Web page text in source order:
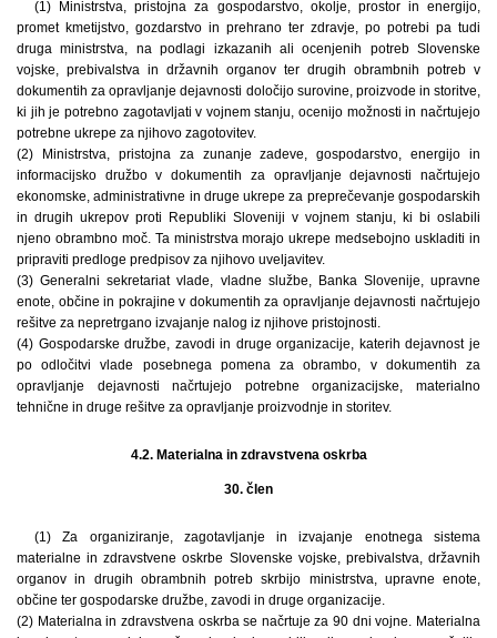
(1) Ministrstva, pristojna za gospodarstvo, okolje, prostor in energijo,
promet kmetijstvo, gozdarstvo in prehrano ter zdravje, po potrebi pa tudi
druga ministrstva, na podlagi izkazanih ali ocenjenih potreb Slovenske
vojske, prebivalstva in državnih organov ter drugih obrambnih potreb v
dokumentih za opravljanje dejavnosti določijo surovine, proizvode in storitve,
ki jih je potrebno zagotavljati v vojnem stanju, ocenijo možnosti in načrtujejo
potrebne ukrepe za njihovo zagotovitev.
(2) Ministrstva, pristojna za zunanje zadeve, gospodarstvo, energijo in
informacijsko družbo v dokumentih za opravljanje dejavnosti načrtujejo
ekonomske, administrativne in druge ukrepe za preprečevanje gospodarskih
in drugih ukrepov proti Republiki Sloveniji v vojnem stanju, ki bi oslabili
njeno obrambno moč. Ta ministrstva morajo ukrepe medsebojno uskladiti in
pripraviti predloge predpisov za njihovo uveljavitev.
(3) Generalni sekretariat vlade, vladne službe, Banka Slovenije, upravne
enote, občine in pokrajine v dokumentih za opravljanje dejavnosti načrtujejo
rešitve za nepretrgano izvajanje nalog iz njihove pristojnosti.
(4) Gospodarske družbe, zavodi in druge organizacije, katerih dejavnost je
po odločitvi vlade posebnega pomena za obrambo, v dokumentih za
opravljanje dejavnosti načrtujejo potrebne organizacijske, materialno
tehnične in druge rešitve za opravljanje proizvodnje in storitev.
4.2. Materialna in zdravstvena oskrba
30. člen
(1) Za organiziranje, zagotavljanje in izvajanje enotnega sistema
materialne in zdravstvene oskrbe Slovenske vojske, prebivalstva, državnih
organov in drugih obrambnih potreb skrbijo ministrstva, upravne enote,
občine ter gospodarske družbe, zavodi in druge organizacije.
(2) Materialna in zdravstvena oskrba se načrtuje za 90 dni vojne. Materialna